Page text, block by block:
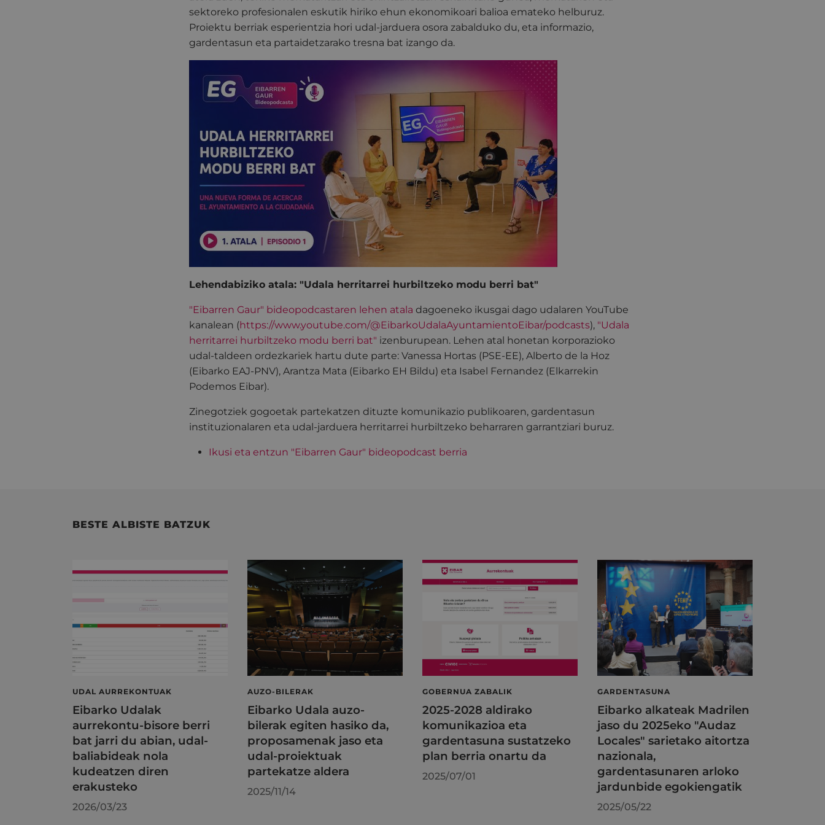
sektoreko profesionalen eskutik hiriko ehun ekonomikoari balioa emateko helburuz.
Proiektu berriak esperientzia hori udal-jarduera osora zabalduko du, eta informazio,
gardentasun eta partaidetzarako tresna bat izango da.
Lehendabiziko atala: "Udala herritarrei hurbiltzeko modu berri bat"
"Eibarren Gaur" bideopodcastaren lehen atala dagoeneko ikusgai dago udalaren YouTube
kanalean (https://www.youtube.com/@EibarkoUdalaAyuntamientoEibar/podcasts), "Udala
herritarrei hurbiltzeko modu berri bat" izenburupean. Lehen atal honetan korporazioko
udal-taldeen ordezkariek hartu dute parte: Vanessa Hortas (PSE-EE), Alberto de la Hoz
(Eibarko EAJ-PNV), Arantza Mata (Eibarko EH Bildu) eta Isabel Fernandez (Elkarrekin
Podemos Eibar).
Zinegotziek gogoetak partekatzen dituzte komunikazio publikoaren, gardentasun
instituzionalaren eta udal-jarduera herritarrei hurbiltzeko beharraren garrantziari buruz.
Ikusi eta entzun "Eibarren Gaur" bideopodcast berria
BESTE ALBISTE BATZUK
UDAL AURREKONTUAK
Eibarko Udalak
aurrekontu-bisore berri
bat jarri du abian, udal-
baliabideak nola
kudeatzen diren
erakusteko
2026/03/23
AUZO-BILERAK
Eibarko Udala auzo-
bilerak egiten hasiko da,
proposamenak jaso eta
udal-proiektuak
partekatze aldera
2025/11/14
GOBERNUA ZABALIK
2025-2028 aldirako
komunikazioa eta
gardentasuna sustatzeko
plan berria onartu da
2025/07/01
GARDENTASUNA
Eibarko alkateak Madrilen
jaso du 2025eko "Audaz
Locales" sarietako aitortza
nazionala,
gardentasunaren arloko
jardunbide egokiengatik
2025/05/22